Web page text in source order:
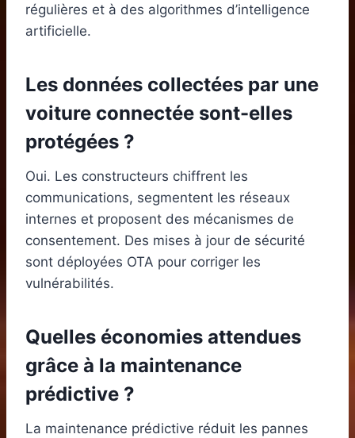
régulières et à des algorithmes d’intelligence
artificielle.
Les données collectées par une
voiture connectée sont-elles
protégées ?
Oui. Les constructeurs chiffrent les
communications, segmentent les réseaux
internes et proposent des mécanismes de
consentement. Des mises à jour de sécurité
sont déployées OTA pour corriger les
vulnérabilités.
Quelles économies attendues
grâce à la maintenance
prédictive ?
La maintenance prédictive réduit les pannes